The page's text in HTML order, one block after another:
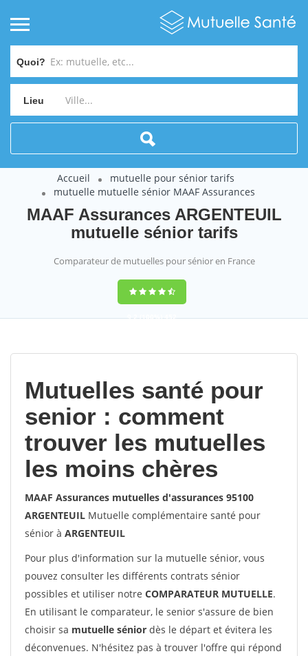
Quoi?
Lieu
Accueil
mutuelle pour sénior tarifs
mutuelle mutuelle sénior MAAF Assurances
MAAF Assurances ARGENTEUIL
mutuelle sénior tarifs
Comparateur de mutuelles pour sénior en France
9,2(100%)452
Mutuelles santé pour
senior : comment
trouver les mutuelles
les moins chères
MAAF Assurances mutuelles d'assurances 95100
ARGENTEUIL Mutuelle complémentaire santé pour
sénior à ARGENTEUIL
Pour plus d'information sur la mutuelle sénior, vous
pouvez consulter les différents contrats sénior
possibles et utiliser notre COMPARATEUR MUTUELLE.
En utilisant le comparateur, le senior s'assure de bien
choisir sa mutuelle sénior dès le départ et évitera les
déconvenues. N'hésitez pas à trouver l'offre qui répond